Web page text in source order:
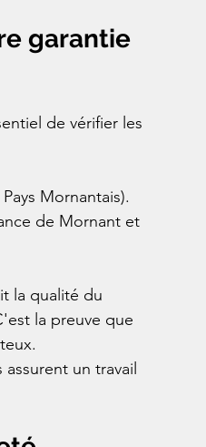
garantie
de vérifier les
Mornantais).
de Mornant et
la qualité du
la preuve que
un travail